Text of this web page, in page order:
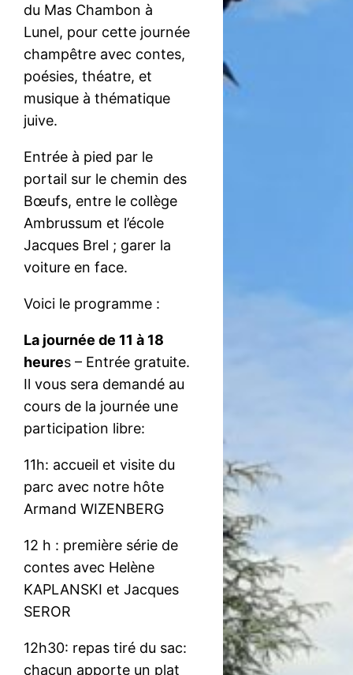
du Mas Chambon à
Lunel, pour cette journée
champêtre avec contes,
poésies, théatre, et
musique à thématique
juive.
Entrée à pied par le
portail sur le chemin des
Bœufs, entre le collège
Ambrussum et l’école
Jacques Brel ; garer la
voiture en face.
Voici le programme :
La journée de 11 à 18
heures – Entrée gratuite.
Il vous sera demandé au
cours de la journée une
participation libre:
11h: accueil et visite du
parc avec notre hôte
Armand WIZENBERG
12 h : première série de
contes avec Helène
KAPLANSKI et Jacques
SEROR
12h30: repas tiré du sac:
chacun apporte un plat